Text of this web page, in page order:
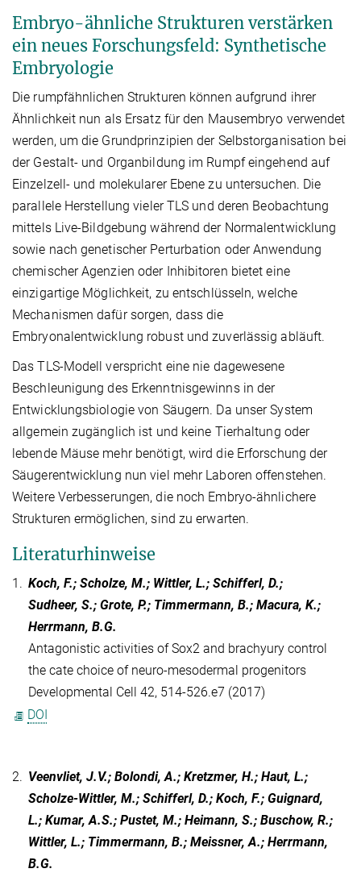
Embryo-ähnliche Strukturen verstärken
ein neues Forschungsfeld: Synthetische
Embryologie
Die rumpfähnlichen Strukturen können aufgrund ihrer
Ähnlichkeit nun als Ersatz für den Mausembryo verwendet
werden, um die Grundprinzipien der Selbstorganisation bei
der Gestalt- und Organbildung im Rumpf eingehend auf
Einzelzell- und molekularer Ebene zu untersuchen. Die
parallele Herstellung vieler TLS und deren Beobachtung
mittels Live-Bildgebung während der Normalentwicklung
sowie nach genetischer Perturbation oder Anwendung
chemischer Agenzien oder Inhibitoren bietet eine
einzigartige Möglichkeit, zu entschlüsseln, welche
Mechanismen dafür sorgen, dass die
Embryonalentwicklung robust und zuverlässig abläuft.
Das TLS-Modell verspricht eine nie dagewesene
Beschleunigung des Erkenntnisgewinns in der
Entwicklungsbiologie von Säugern. Da unser System
allgemein zugänglich ist und keine Tierhaltung oder
lebende Mäuse mehr benötigt, wird die Erforschung der
Säugerentwicklung nun viel mehr Laboren offenstehen.
Weitere Verbesserungen, die noch Embryo-ähnlichere
Strukturen ermöglichen, sind zu erwarten.
Literaturhinweise
1. Koch, F.; Scholze, M.; Wittler, L.; Schifferl, D.;
Sudheer, S.; Grote, P.; Timmermann, B.; Macura, K.;
Herrmann, B.G.
Antagonistic activities of Sox2 and brachyury control
the cate choice of neuro-mesodermal progenitors
Developmental Cell 42, 514-526.e7 (2017)
DOI
2. Veenvliet, J.V.; Bolondi, A.; Kretzmer, H.; Haut, L.;
Scholze-Wittler, M.; Schifferl, D.; Koch, F.; Guignard,
L.; Kumar, A.S.; Pustet, M.; Heimann, S.; Buschow, R.;
Wittler, L.; Timmermann, B.; Meissner, A.; Herrmann,
B.G.